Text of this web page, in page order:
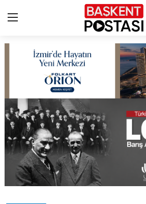
Çerez Politikası
Künye
Ankara
TBMM